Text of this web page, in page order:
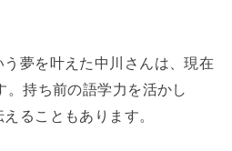
夢を叶えた中川さんは、現在
。持ち前の語学力を活かし
ることもあります。